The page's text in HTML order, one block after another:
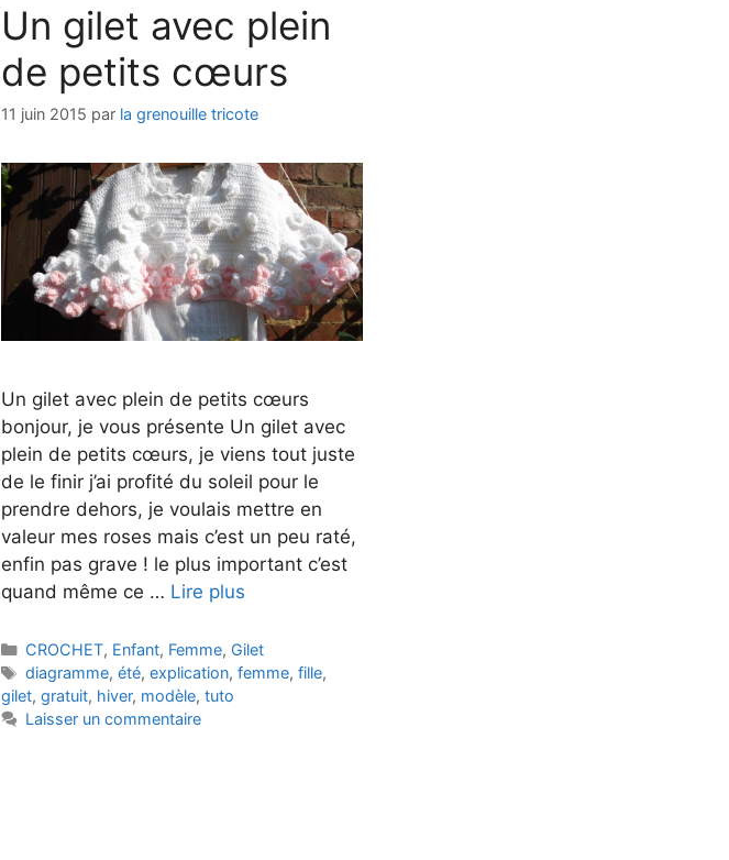
Un gilet avec plein
de petits cœurs
11 juin 2015 par la grenouille tricote
Un gilet avec plein de petits cœurs
bonjour, je vous présente Un gilet avec
plein de petits cœurs, je viens tout juste
de le finir j’ai profité du soleil pour le
prendre dehors, je voulais mettre en
valeur mes roses mais c’est un peu raté,
enfin pas grave ! le plus important c’est
quand même ce … Lire plus
Catégories
CROCHET, Enfant, Femme, Gilet
Étiquettes
diagramme, été, explication, femme, fille,
gilet, gratuit, hiver, modèle, tuto
Laisser un commentaire